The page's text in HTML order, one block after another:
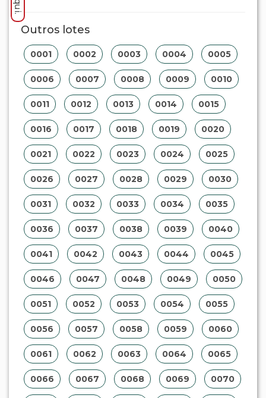
Outros lotes
0001 0002 0003 0004 0005
0006 0007 0008 0009 0010
0011 0012 0013 0014 0015
0016 0017 0018 0019 0020
0021 0022 0023 0024 0025
0026 0027 0028 0029 0030
0031 0032 0033 0034 0035
0036 0037 0038 0039 0040
0041 0042 0043 0044 0045
0046 0047 0048 0049 0050
0051 0052 0053 0054 0055
0056 0057 0058 0059 0060
0061 0062 0063 0064 0065
0066 0067 0068 0069 0070